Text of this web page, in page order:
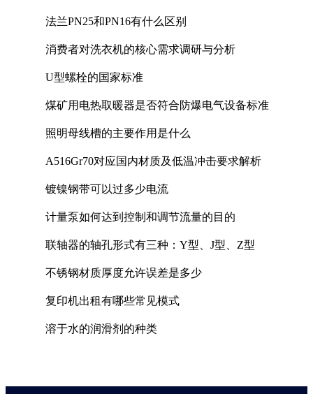
法兰PN25和PN16有什么区别
消费者对洗衣机的核心需求调研与分析
U型螺栓的国家标准
煤矿用电热取暖器是否符合防爆电气设备标准
照明母线槽的主要作用是什么
A516Gr70对应国内材质及低温冲击要求解析
镀镍钢带可以过多少电流
计量泵如何达到控制和调节流量的目的
联轴器的轴孔形式有三种：Y型、J型、Z型
不锈钢材质厚度允许误差是多少
复印机出租有哪些常见模式
溶于水的润滑剂的种类